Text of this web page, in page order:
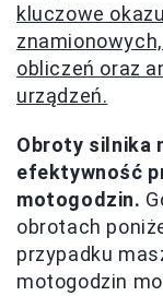
kluczowe
obliczeń oraz
urządzeń.
Obroty silnika
efektywność
motogodzin.
obrotach
przypadku
motogodzin